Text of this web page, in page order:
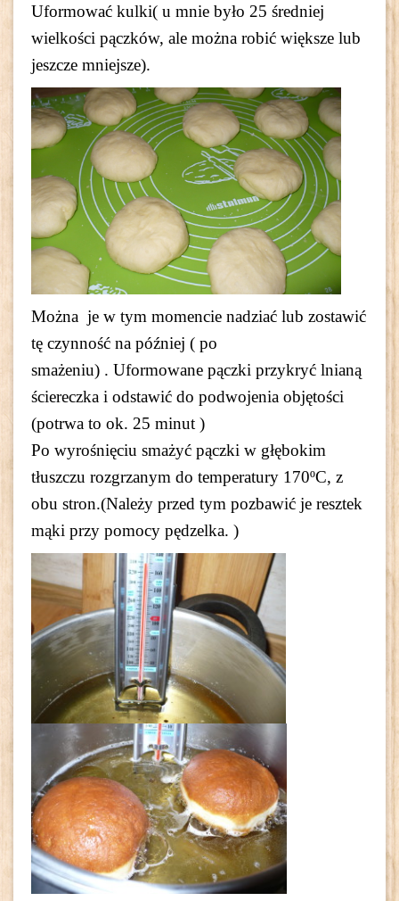
Uformować kulki( u mnie było 25 średniej
wielkości pączków, ale można robić większe lub
jeszcze mniejsze).
Można je w tym momencie nadziać lub zostawić
tę czynność na później ( po
smażeniu) . Uformowane pączki przykryć lnianą
ściereczka i odstawić do podwojenia objętości
(potrwa to ok. 25 minut )
Po wyrośnięciu smażyć pączki w głębokim
tłuszczu rozgrzanym do temperatury 170ºC, z
obu stron.(Należy przed tym pozbawić je resztek
mąki przy pomocy pędzelka. )